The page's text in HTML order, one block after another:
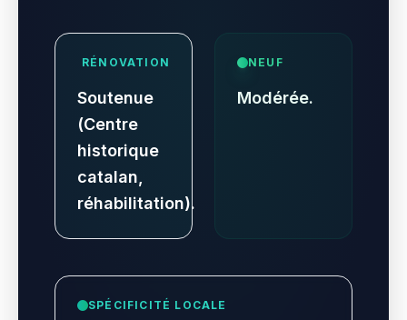
RÉNOVATION
Soutenue
(Centre
historique
catalan,
réhabilitation).
NEUF
Modérée.
SPÉCIFICITÉ LOCALE